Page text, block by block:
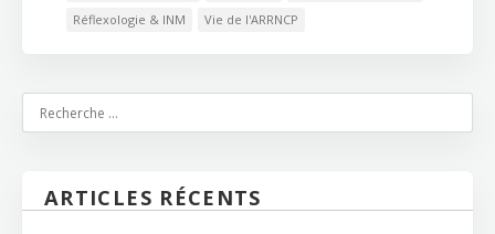
Réflexologie & INM
Vie de l'ARRNCP
ARTICLES RÉCENTS